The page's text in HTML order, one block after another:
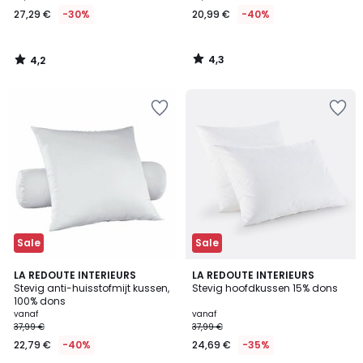
27,29
In
plaats
30%
korting
toegepast.
27,29 € -30%
4,2
/
20,99 € -40%
4,3
/
Sale
LA REDOUTE INTERIEURS
Stevig anti-huisstofmijt kussen,
100% dons
vanaf
37,99 €
22,79 € -40%
4,2
/ 5
Sale
LA REDOUTE INTERIEURS
Stevig hoofdkussen 15% dons
vanaf
37,99 €
24,69 € -35%
4,3
/ 5